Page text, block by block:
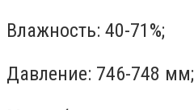
Влажность: 40-71%;
Давление: 746-748 мм;